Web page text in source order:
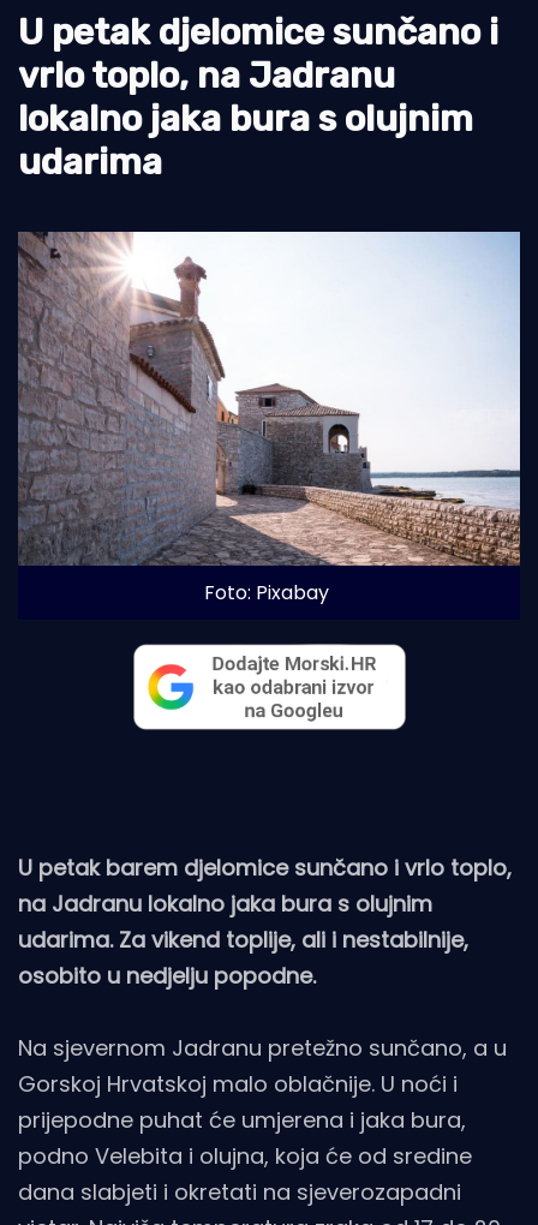
Pomorstvo
Ribolov
Ekologija
Tradicija i kultura
U petak djelomice sunčano i
vrlo toplo, na Jadranu
lokalno jaka bura s olujnim
udarima
Foto: Pixabay
U petak barem djelomice sunčano i vrlo toplo,
na Jadranu lokalno jaka bura s olujnim
udarima. Za vikend toplije, ali i nestabilnije,
osobito u nedjelju popodne.
Na sjevernom Jadranu pretežno sunčano, a u
Gorskoj Hrvatskoj malo oblačnije. U noći i
prijepodne puhat će umjerena i jaka bura,
podno Velebita i olujna, koja će od sredine
dana slabjeti i okretati na sjeverozapadni